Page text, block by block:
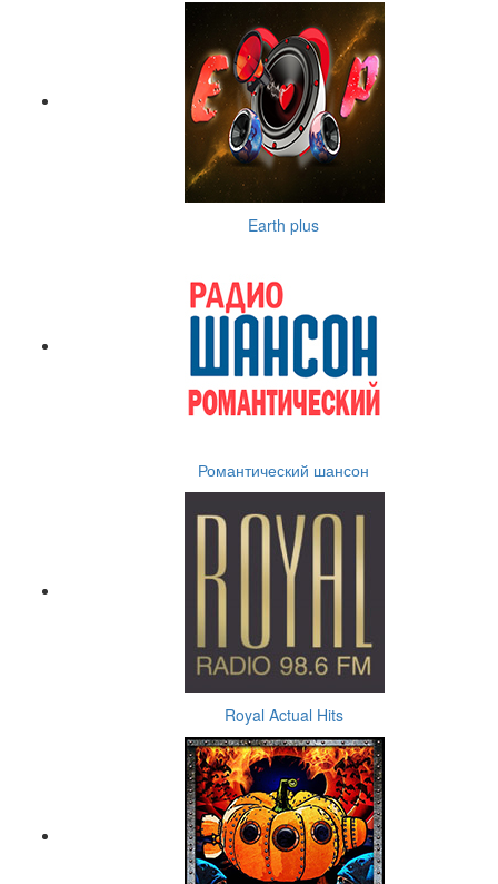
Earth plus
Романтический шансон
Royal Actual Hits